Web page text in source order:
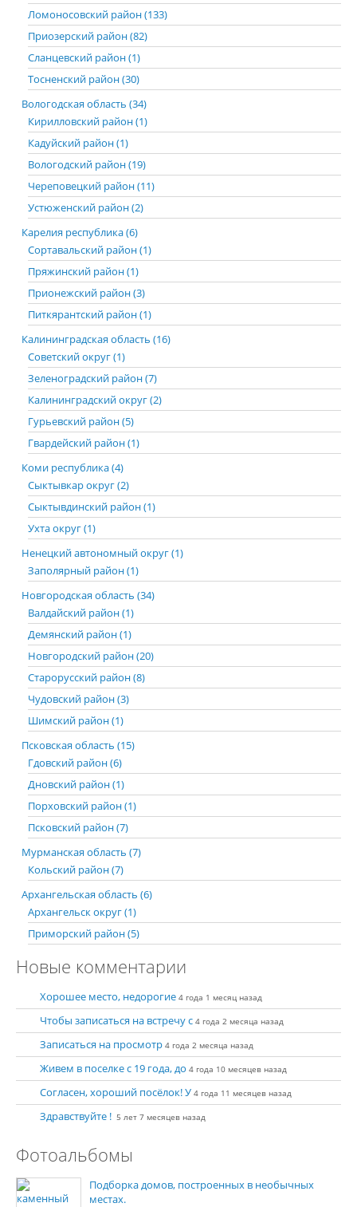
Ломоносовский район (133)
Приозерский район (82)
Сланцевский район (1)
Тосненский район (30)
Вологодская область (34)
Кирилловский район (1)
Кадуйский район (1)
Вологодский район (19)
Череповецкий район (11)
Устюженский район (2)
Карелия республика (6)
Сортавальский район (1)
Пряжинский район (1)
Прионежский район (3)
Питкярантский район (1)
Калининградская область (16)
Советский округ (1)
Зеленоградский район (7)
Калининградский округ (2)
Гурьевский район (5)
Гвардейский район (1)
Коми республика (4)
Сыктывкар округ (2)
Сыктывдинский район (1)
Ухта округ (1)
Ненецкий автономный округ (1)
Заполярный район (1)
Новгородская область (34)
Валдайский район (1)
Демянский район (1)
Новгородский район (20)
Старорусский район (8)
Чудовский район (3)
Шимский район (1)
Псковская область (15)
Гдовский район (6)
Дновский район (1)
Порховский район (1)
Псковский район (7)
Мурманская область (7)
Кольский район (7)
Архангельская область (6)
Архангельск округ (1)
Приморский район (5)
Новые комментарии
Хорошее место, недорогие 4 года 1 месяц назад
Чтобы записаться на встречу с 4 года 2 месяца назад
Записаться на просмотр 4 года 2 месяца назад
Живем в поселке с 19 года, до 4 года 10 месяцев назад
Согласен, хороший посёлок! У 4 года 11 месяцев назад
Здравствуйте ! 5 лет 7 месяцев назад
Фотоальбомы
Подборка домов, построенных в необычных
местах.